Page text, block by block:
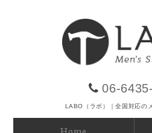
06-
LABO（ラボ）｜全国対応の